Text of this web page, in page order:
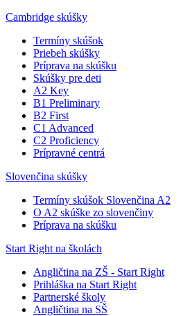
Cambridge skúšky
Termíny skúšok
Priebeh skúšky
Príprava na skúšku
Skúšky pre deti
A2 Key
B1 Preliminary
B2 First
C1 Advanced
C2 Proficiency
Prípravné centrá
Slovenčina skúšky
Termíny skúšok Slovenčina A2
O A2 skúške zo slovenčiny
Príprava na skúšku
Start Right na školách
Angličtina na ZŠ - Start Right
Prihláška na Start Right
Partnerské školy
Angličtina na SŠ